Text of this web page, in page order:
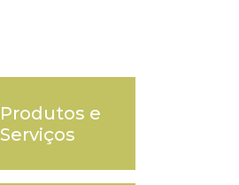
Produtos e
Serviços